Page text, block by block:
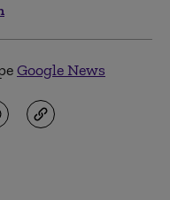
Google News